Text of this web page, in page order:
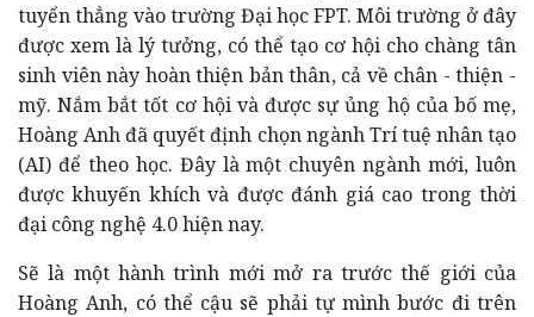
tuyển thẳng vào trường Đại học FPT. Môi trường ở đây
được xem là lý tưởng, có thể tạo cơ hội cho chàng tân
sinh viên này hoàn thiện bản thân, cả về chân - thiện -
mỹ. Nắm bắt tốt cơ hội và được sự ủng hộ của bố mẹ,
Hoàng Anh đã quyết định chọn ngành Trí tuệ nhân tạo
(AI) để theo học. Đây là một chuyên ngành mới, luôn
được khuyến khích và được đánh giá cao trong thời
đại công nghệ 4.0 hiện nay.
Sẽ là một hành trình mới mở ra trước thế giới của
Hoàng Anh, có thể cậu sẽ phải tự mình bước đi trên